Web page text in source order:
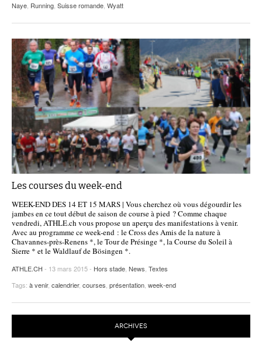
Naye, Running, Suisse romande, Wyatt
Les courses du week-end
WEEK-END DES 14 ET 15 MARS | Vous cherchez où vous dégourdir les
jambes en ce tout début de saison de course à pied ? Comme chaque
vendredi, ATHLE.ch vous propose un aperçu des manifestations à venir.
Avec au programme ce week-end : le Cross des Amis de la nature à
Chavannes-près-Renens *, le Tour de Présinge *, la Course du Soleil à
Sierre * et le Waldlauf de Bösingen *.
ATHLE.CH - 13 mars 2015 - Hors stade News Textes
Tags: à venir, calendrier, courses présentation week-end
ARCHIVES